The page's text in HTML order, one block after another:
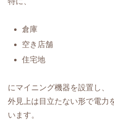
倉庫
空き店舗
住宅地
にマイニング機器を設置し、
外見上は目立たない形で電力
います。